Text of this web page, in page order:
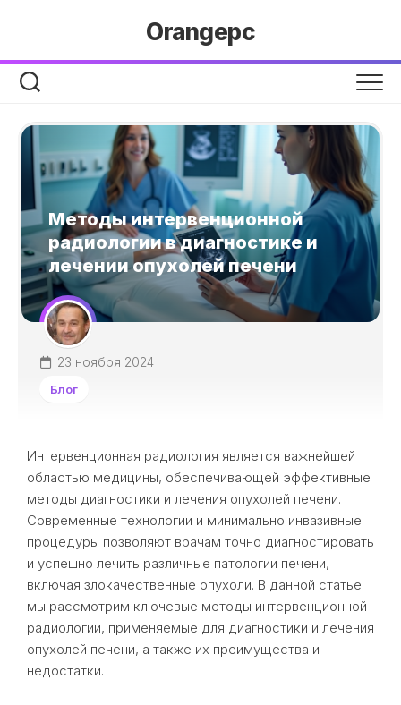
Orangepc
Методы интервенционной
радиологии в диагностике и
лечении опухолей печени
23 ноября 2024
Блог
Интервенционная радиология является важнейшей
областью медицины, обеспечивающей эффективные
методы диагностики и лечения опухолей печени.
Современные технологии и минимально инвазивные
процедуры позволяют врачам точно диагностировать
и успешно лечить различные патологии печени,
включая злокачественные опухоли. В данной статье
мы рассмотрим ключевые методы интервенционной
радиологии, применяемые для диагностики и лечения
опухолей печени, а также их преимущества и
недостатки.